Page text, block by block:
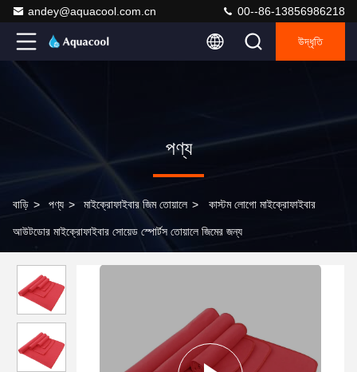
andey@aquacool.com.cn 00--86-13856986218
উদ্ধৃতি
পণ্য
বাড়ি > পণ্য > মাইক্রোফাইবার জিম তোয়ালে > কাস্টম লোগো মাইক্রোফাইবার
আউটডোর মাইক্রোফাইবার সোয়েড স্পোর্টস তোয়ালে জিমের জন্য